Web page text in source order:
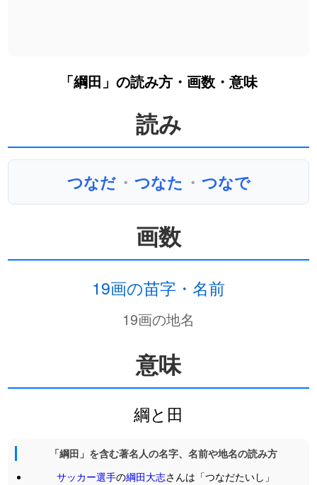
「綱田」の読み方・画数・意味
読み
つなだ ・ つなた ・ つなで
画数
19画の苗字・名前
19画の地名
意味
綱と田
「綱田」を含む著名人の名字、名前や地名の読み方
サッカー選手の綱田大志さんは「つなだたいし」